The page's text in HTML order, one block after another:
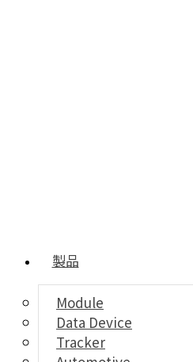
製品
Module
Data Device
Tracker